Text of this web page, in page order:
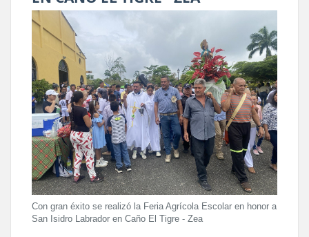
Con gran éxito se realizó la Feria Agrícola Escolar en honor a
San Isidro Labrador en Caño El Tigre - Zea